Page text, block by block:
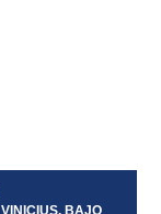
VINICIUS, BAJO